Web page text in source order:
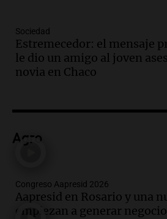
avanza con testimonios
accidente en Villa
Panorama Federal
Episodios
tributo todos los jueves
Episodios
sea, va a ser lindo”
La Cadena del Gol
Episodios
Sociedad
Estremecedor: el mensaje
le dio un amigo al joven
novia en Chaco
Agro
Congreso Aapresid 2026
Aapresid en Rosario y una
empiezan a generar